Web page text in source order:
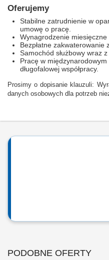
Oferujemy
Stabilne zatrudnienie w
umowę o pracę.
Wynagrodzenie miesięczne
Bezpłatne zakwaterowanie
Samochód służbowy wraz
Pracę w
długofalowej współpracy.
Prosimy o dopisanie klauzuli:
danych osobowych dla potrzeb
PODOBNE OFERTY